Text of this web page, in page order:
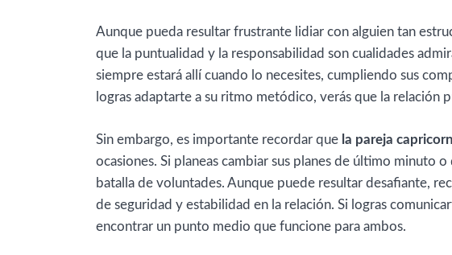
Aunque pueda resultar frustrante lidiar con alguien tan
que la puntualidad y la responsabilidad son cualidades
siempre estará allí cuando lo necesites, cumpliendo sus
logras adaptarte a su ritmo metódico, verás que la relación
Sin embargo, es importante recordar que la pareja
ocasiones. Si planeas cambiar sus planes de último minuto
batalla de voluntades. Aunque puede resultar desafiante,
de seguridad y estabilidad en la relación. Si logras
encontrar un punto medio que funcione para ambos.